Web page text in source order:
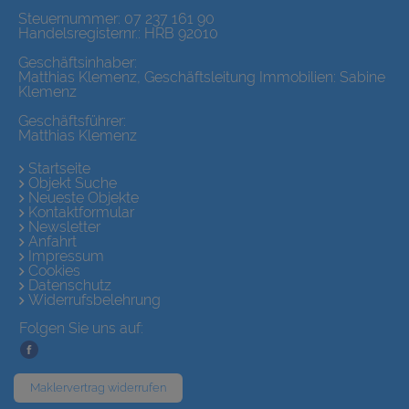
Steuernummer: 07 237 161 90
Handelsregisternr.: HRB 92010
Geschäftsinhaber:
Matthias Klemenz, Geschäftsleitung Immobilien: Sabine
Klemenz
Geschäftsführer:
Matthias Klemenz
Startseite
Objekt Suche
Neueste Objekte
Kontaktformular
Newsletter
Anfahrt
Impressum
Cookies
Datenschutz
Widerrufsbelehrung
Folgen Sie uns auf:
Maklervertrag widerrufen